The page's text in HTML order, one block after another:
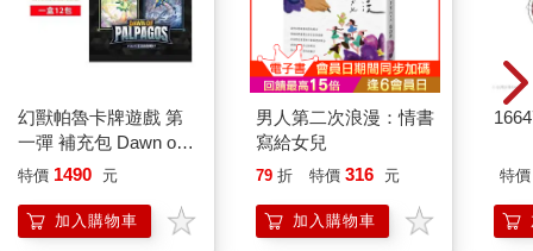
幻獸帕魯卡牌遊戲 第
一彈 補充包 Dawn of
Palpagos（日文版一
特價 1490 元
加入購物車
男人第二次浪漫：情書
寫給女兒
79 折 特價 316 元
加入購物車
特價